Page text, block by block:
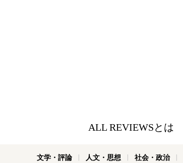
ALL REVIEWSとは
文学・評論 人文・思想 社会・政治